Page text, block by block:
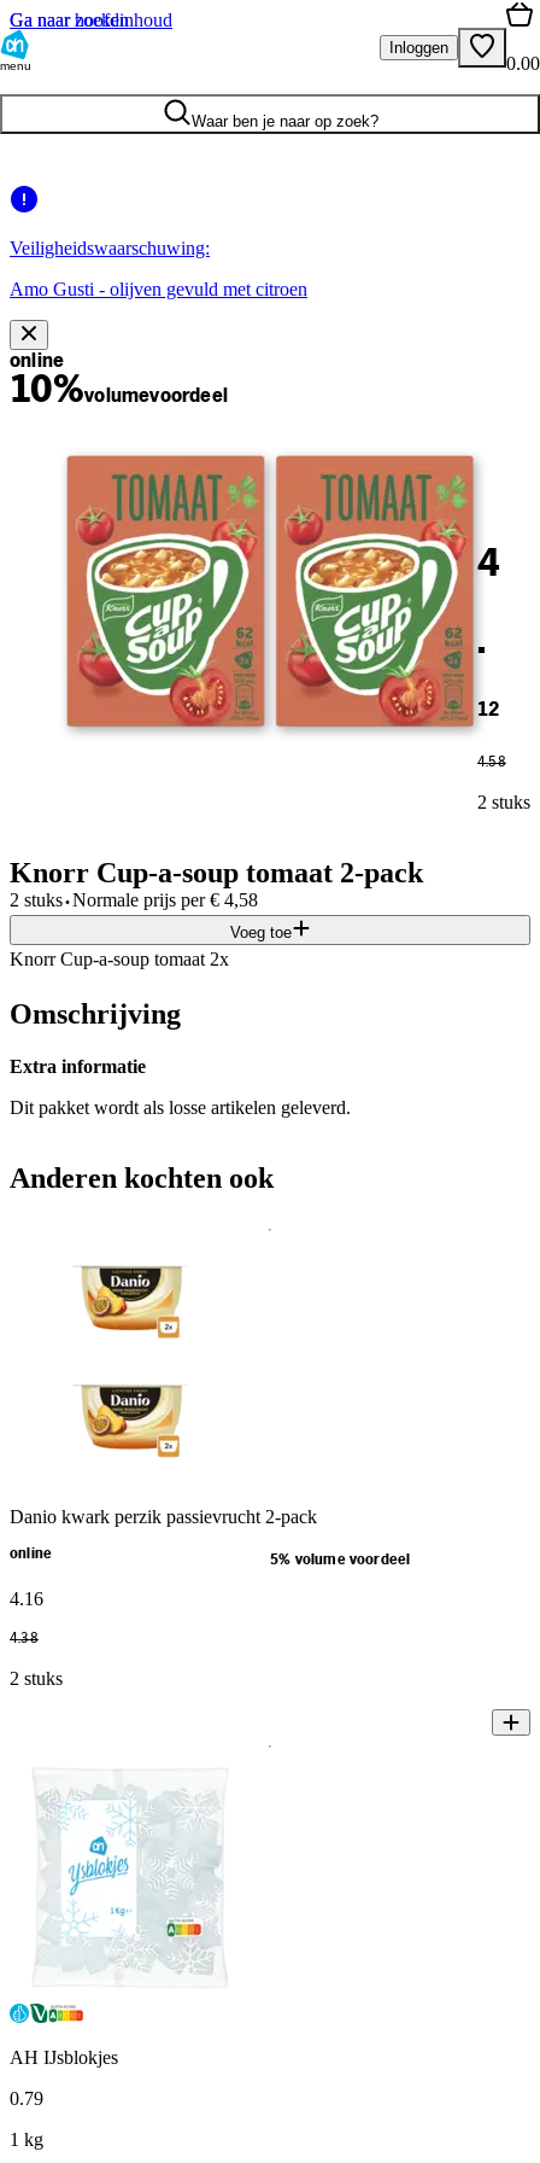
Ga naar hoofdinhoud
Ga naar zoeken
menu
Inloggen
0.00
Waar ben je naar op zoek?
Veiligheidswaarschuwing:
Amo Gusti - olijven gevuld met citroen
online
10%volumevoordeel
4
.
12
4.58
2 stuks
Knorr Cup-a-soup tomaat 2-pack
2 stuks·Normale prijs per € 4,58
Voeg toe
Knorr Cup-a-soup tomaat 2x
Omschrijving
Extra informatie
Dit pakket wordt als losse artikelen geleverd.
Anderen kochten ook
Danio kwark perzik passievrucht 2-pack
online 5% volume voordeel
4.16
4.38
2 stuks
AH IJsblokjes
0.79
1 kg